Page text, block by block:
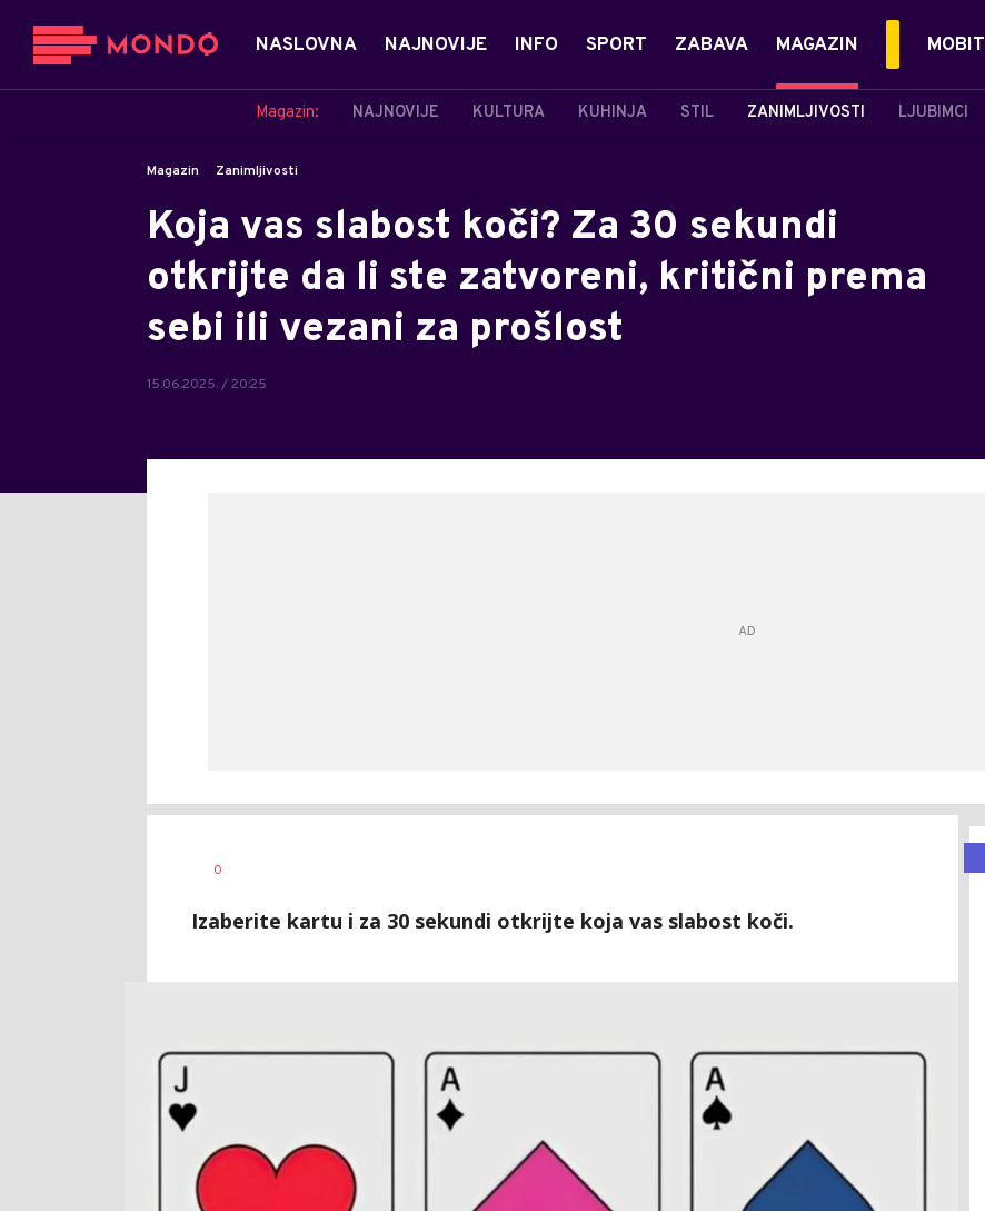
NASLOVNA NAJNOVIJE INFO SPORT ZABAVA MAGAZIN
Magazin: NAJNOVIJE KULTURA KUHINJA STIL ZANIMLJIVOSTI LJUBIMCI
MOBIT
Magazin Zanimljivosti
Koja vas slabost koči? Za 30 sekundi
otkrijte da li ste zatvoreni, kritični prema
sebi ili vezani za prošlost
15.06.2025. / 20:25
AUTOR
0
Izaberite kartu i za 30 sekundi otkrijte koja vas slabost koči.